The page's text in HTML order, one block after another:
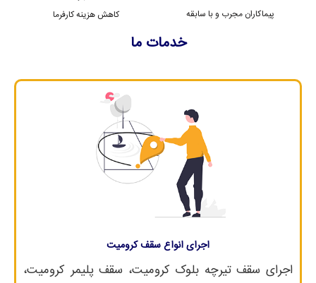
پیماکاران مجرب و با سابقه کاهش هزینه کارفرما
خدمات ما
اجرای انواع سقف کرومیت
اجرای سقف تیرچه بلوک کرومیت، سقف پلیمر کرومیت،